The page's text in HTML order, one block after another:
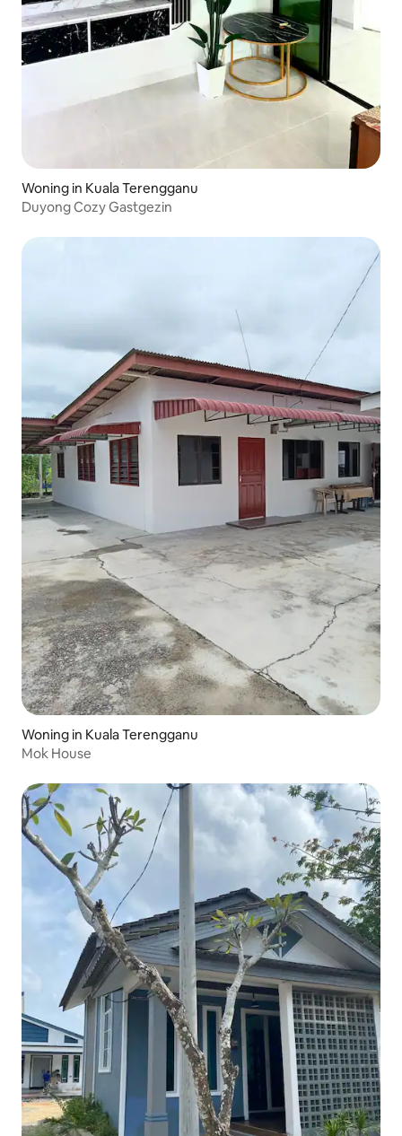
Woning in Kuala Terengganu
Duyong Cozy Gastgezin
Woning in Kuala Terengganu
Mok House